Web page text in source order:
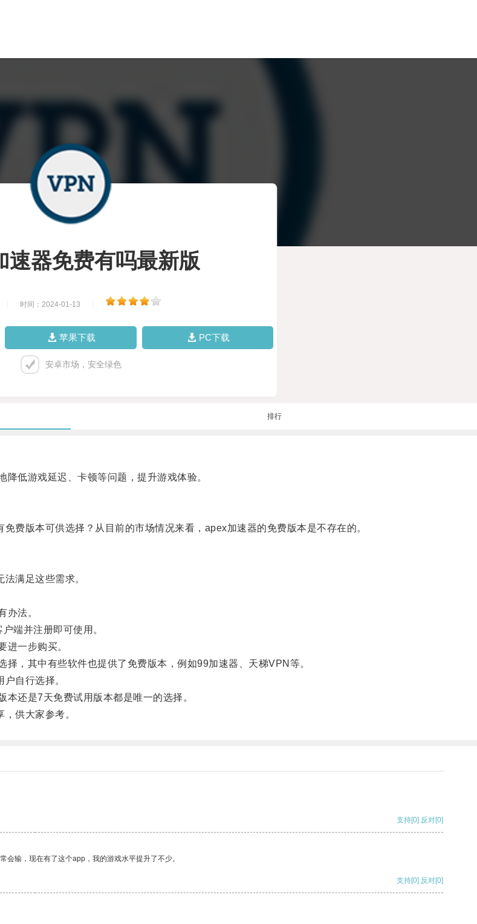
速器免费有吗最新版
时间：2024-01-13
苹果下载 PC下载
安卓市场，安全绿色
排行
低游戏延迟、卡顿等问题，提升游戏体验。
版本可供选择？从目前的市场情况来看，apex加速器的免费版本是不存在的。
满足这些需求。
法。
端并注册即可使用。
一步购买。
其中有些软件也提供了免费版本，例如99加速器、天梯VPN等。
自行选择。
还是7天免费试用版本都是唯一的选择。
供大家参考。
支持[0] 反对[0]
输，现在有了这个app，我的游戏水平提升了不少。
支持[0] 反对[0]